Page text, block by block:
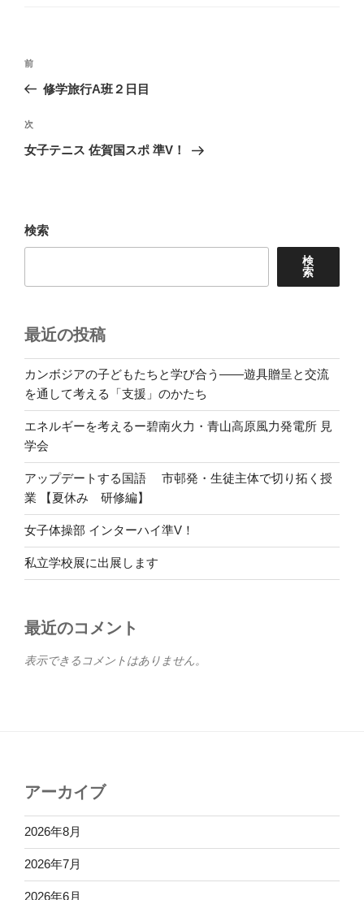
投
ビ
ゲ
ン
前
の
稿
前
修学旅行A班２日目
次
の
次
女子テニス 佐賀国スポ 準V！
検索
検
索
最近の投稿
カンボジアの子どもたちと学び合う――遊具贈呈と交流
を通して考える「支援」のかたち
エネルギーを考えるー碧南火力・青山高原風力発電所 見
学会
アップデートする国語 市邨発・生徒主体で切り拓く授
業 【夏休み 研修編】
女子体操部 インターハイ準V！
私立学校展に出展します
最近のコメント
表示できるコメントはありません。
アーカイブ
2026年8月
2026年7月
2026年6月